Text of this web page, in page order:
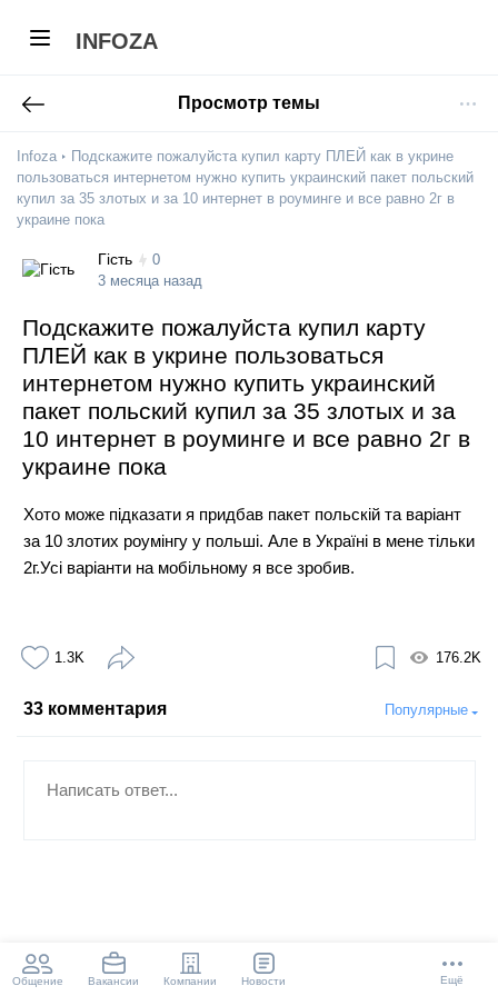
INFOZA
Просмотр темы
Infoza
Подскажите пожалуйста купил карту ПЛЕЙ как в укрине
пользоваться интернетом нужно купить украинский пакет польский
купил за 35 злотых и за 10 интернет в роуминге и все равно 2г в
украине пока
Гість
0
3 месяца назад
Подскажите пожалуйста купил карту
ПЛЕЙ как в укрине пользоваться
интернетом нужно купить украинский
пакет польский купил за 35 злотых и за
10 интернет в роуминге и все равно 2г в
украине пока
Хото може підказати я придбав пакет польскій та варіант
за 10 злотих роумінгу у польші. Але в Україні в мене тільки
2г.Усі варіанти на мобільному я все зробив.
1.3K 176.2K
33 комментария Популярные
Общение Вакансии Компании Новости Ещё